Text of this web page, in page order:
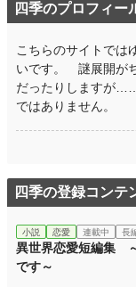
四季のプロフィー
こちらのサイトでは
いです。 謎展開が
だったりしますが
ではありません。
四季の登録コンテ
小説 恋愛 連載中 長
異世界恋愛短編集
です～